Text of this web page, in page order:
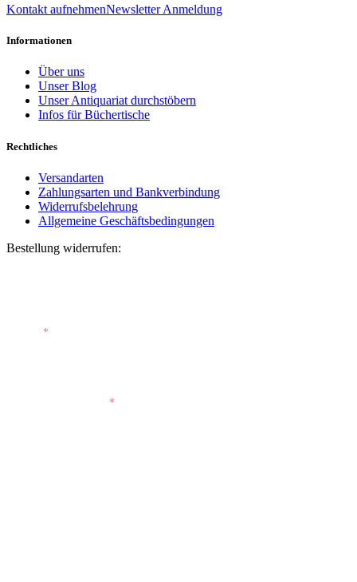
Kontakt aufnehmenNewsletter Anmeldung
Informationen
Über uns
Unser Blog
Unser Antiquariat durchstöbern
Infos für Büchertische
Rechtliches
Versandarten
Zahlungsarten und Bankverbindung
Widerrufsbelehrung
Allgemeine Geschäftsbedingungen
Bestellung widerrufen:
*
*